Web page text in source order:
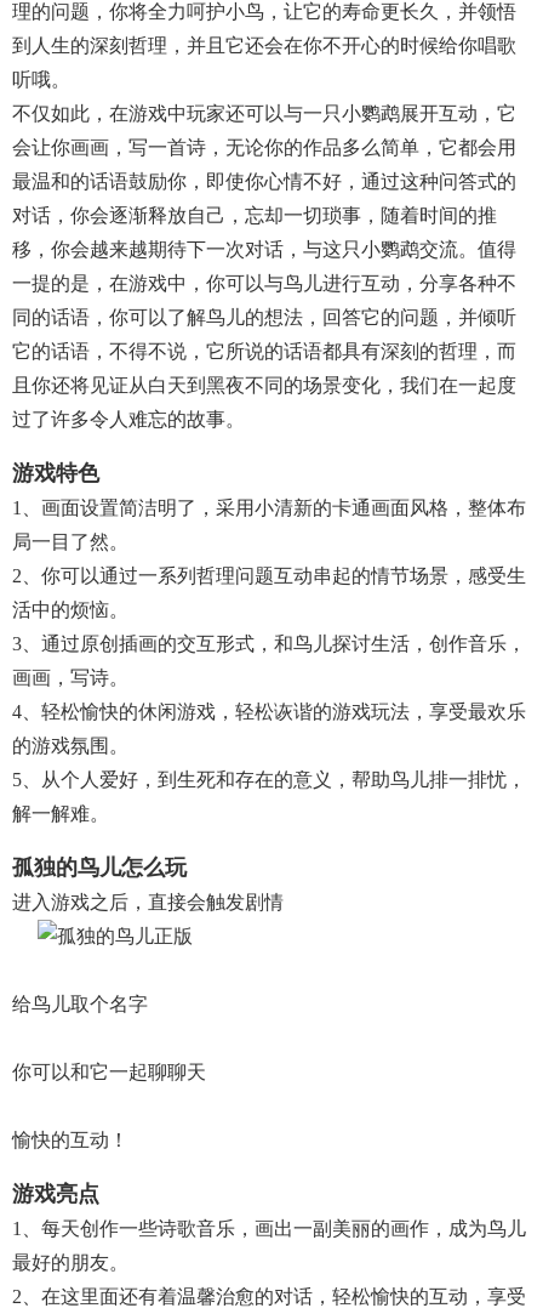
理的问题，你将全力呵护小鸟，让它的寿命更长久，并领悟
到人生的深刻哲理，并且它还会在你不开心的时候给你唱歌
听哦。
不仅如此，在游戏中玩家还可以与一只小鹦鹉展开互动，它
会让你画画，写一首诗，无论你的作品多么简单，它都会用
最温和的话语鼓励你，即使你心情不好，通过这种问答式的
对话，你会逐渐释放自己，忘却一切琐事，随着时间的推
移，你会越来越期待下一次对话，与这只小鹦鹉交流。值得
一提的是，在游戏中，你可以与鸟儿进行互动，分享各种不
同的话语，你可以了解鸟儿的想法，回答它的问题，并倾听
它的话语，不得不说，它所说的话语都具有深刻的哲理，而
且你还将见证从白天到黑夜不同的场景变化，我们在一起度
过了许多令人难忘的故事。
游戏特色
1、画面设置简洁明了，采用小清新的卡通画面风格，整体布
局一目了然。
2、你可以通过一系列哲理问题互动串起的情节场景，感受生
活中的烦恼。
3、通过原创插画的交互形式，和鸟儿探讨生活，创作音乐，
画画，写诗。
4、轻松愉快的休闲游戏，轻松诙谐的游戏玩法，享受最欢乐
的游戏氛围。
5、从个人爱好，到生死和存在的意义，帮助鸟儿排一排忧，
解一解难。
孤独的鸟儿怎么玩
进入游戏之后，直接会触发剧情
给鸟儿取个名字
你可以和它一起聊聊天
愉快的互动！
游戏亮点
1、每天创作一些诗歌音乐，画出一副美丽的画作，成为鸟儿
最好的朋友。
2、在这里面还有着温馨治愈的对话，轻松愉快的互动，享受